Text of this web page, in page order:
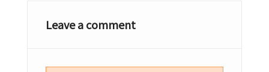
Leave a comment